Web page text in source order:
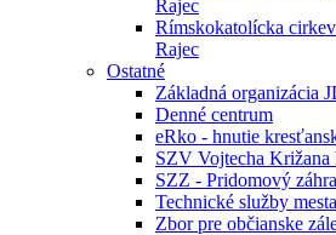
Rajec
Rímskokatolícka
Rajec
Ostatné
Základná organizácia
Denné centrum
eRko - hnutie
SZV Vojtecha Križana
SZZ - Pridomový
Technické služby
Zbor pre občianske